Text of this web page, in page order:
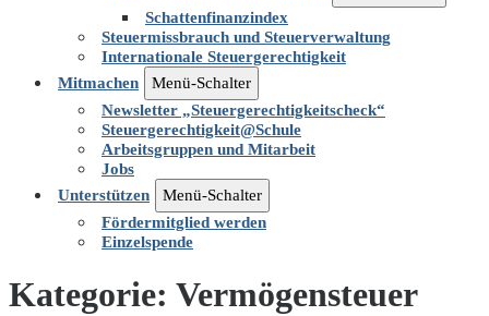
Schattenfinanzindex
Steuermissbrauch und Steuerverwaltung
Internationale Steuergerechtigkeit
Mitmachen
Menü-Schalter
Newsletter „Steuergerechtigkeitscheck“
Steuergerechtigkeit@Schule
Arbeitsgruppen und Mitarbeit
Jobs
Unterstützen
Menü-Schalter
Fördermitglied werden
Einzelspende
Kategorie: Vermögensteuer